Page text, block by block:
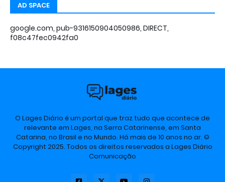
AD SPACE
google.com, pub-9316150904050986, DIRECT,
f08c47fec0942fa0
O Lages Diário é um portal que traz tudo que acontece de
relevante em Lages, na Serra Catarinense, em Santa
Catarina, no Brasil e no Mundo. Há mais de 10 anos no ar. ©
Copyright 2025. Todos os direitos reservados a Lages Diário
Comunicação